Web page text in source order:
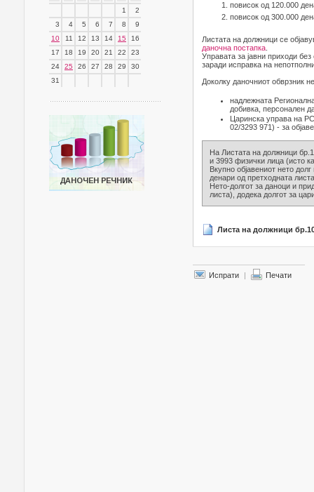
1
2
3
4 5 6 7 8
9
10
11 12 13 14 15
16
17
18 19 20 21 22
23
24
25 26 27 28 29
30
31
повисок од 120.000
повисок од 300.000
Листата на должници се
даночна постапка
Управата за јавни приходи
заради исправка на
Доколку даночниот обврзник
надлежната
добивка, персонален
Царинска управа на
02/3293 971) - за
На Листата на должници
и 3993 физички лица (исто
Вкупно објавениот нето
денари од претходната
Нето-долгот за даноци и
листа), додека долгот за
Листа на должници
Испрати | Печати